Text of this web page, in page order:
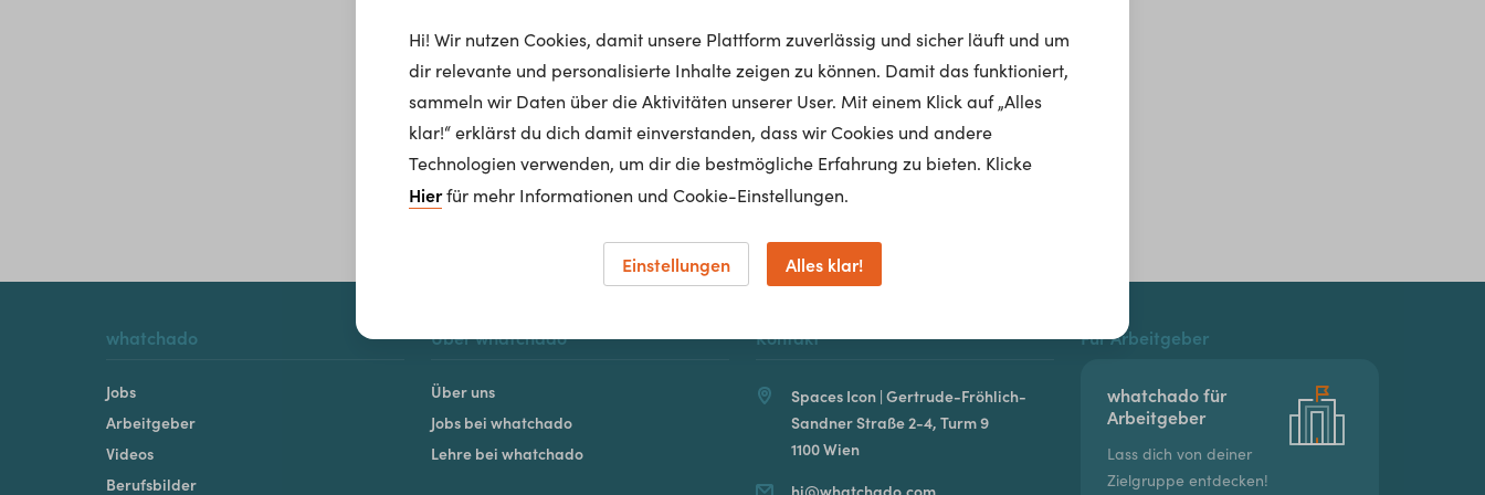
Homepage
whatchado
Jobs
Arbeitgeber
Videos
Berufsbilder
Über whatchado
Über uns
Jobs bei whatchado
Lehre bei whatchado
Kontakt
Spaces Icon | Gertrude-Fröhlich-
Sandner Straße 2-4, Turm 9
1100 Wien
hi@whatchado.com
Für Arbeitgeber
whatchado für
Arbeitgeber
Lass dich von deiner
Zielgruppe entdecken!
Hi! Wir nutzen Cookies, damit unsere Plattform zuverlässig und sicher läuft und um
dir relevante und personalisierte Inhalte zeigen zu können. Damit das funktioniert,
sammeln wir Daten über die Aktivitäten unserer User. Mit einem Klick auf „Alles
klar!“ erklärst du dich damit einverstanden, dass wir Cookies und andere
Technologien verwenden, um dir die bestmögliche Erfahrung zu bieten. Klicke
Hierfür mehr Informationen und Cookie-Einstellungen.
Einstellungen Alles klar!